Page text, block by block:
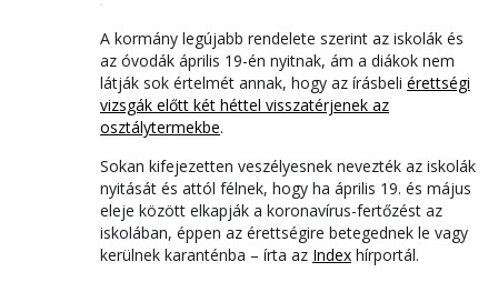
A kormány legújabb rendelete szerint az iskolák és
az óvodák április 19-én nyitnak, ám a diákok nem
látják sok értelmét annak, hogy az írásbeli érettségi
vizsgák előtt két héttel visszatérjenek az
osztálytermekbe.
Sokan kifejezetten veszélyesnek nevezték az iskolák
nyitását és attól félnek, hogy ha április 19. és május
eleje között elkapják a koronavírus-fertőzést az
iskolában, éppen az érettségire betegednek le vagy
kerülnek karanténba – írta az Index hírportál.